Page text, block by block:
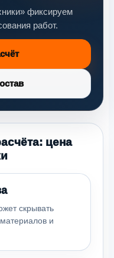
фиксируем
работ.
цена
скрывать
и